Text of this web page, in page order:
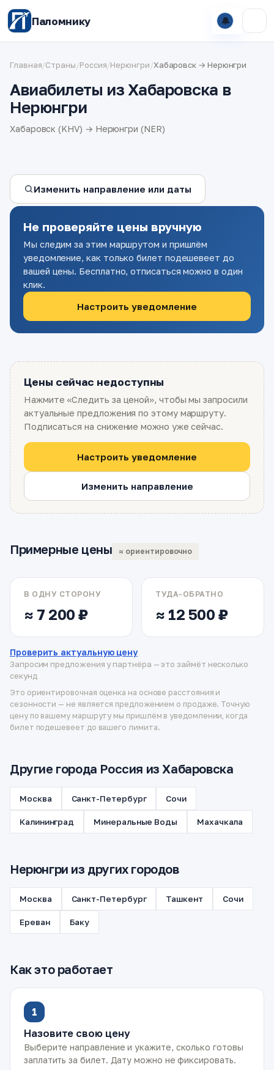
Паломнику 🔔
Главная/Страны/Россия/Нерюнгри/Хабаровск → Нерюнгри
Авиабилеты из Хабаровска в
Нерюнгри
Хабаровск (KHV) → Нерюнгри (NER)
Изменить направление или даты
Не проверяйте цены вручную
Мы следим за этим маршрутом и пришлём
уведомление, как только билет подешевеет до
вашей цены. Бесплатно, отписаться можно в один
клик.
Настроить уведомление
Цены сейчас недоступны
Нажмите «Следить за ценой», чтобы мы запросили
актуальные предложения по этому маршруту.
Подписаться на снижение можно уже сейчас.
Настроить уведомление
Изменить направление
Примерные цены ≈ ориентировочно
В ОДНУ СТОРОНУ
≈ 7 200 ₽
ТУДА-ОБРАТНО
≈ 12 500 ₽
Проверить актуальную цену
Запросим предложения у партнёра — это займёт несколько
секунд
Это ориентировочная оценка на основе расстояния и
сезонности — не является предложением о продаже. Точную
цену по вашему маршруту мы пришлём в уведомлении, когда
билет подешевеет до вашего лимита.
Другие города Россия из Хабаровска
Москва Санкт-Петербург Сочи
Калининград Минеральные Воды Махачкала
Нерюнгри из других городов
Москва Санкт-Петербург Ташкент Сочи
Ереван Баку
Как это работает
1
Назовите свою цену
Выберите направление и укажите, сколько готовы
заплатить за билет. Дату можно не фиксировать.